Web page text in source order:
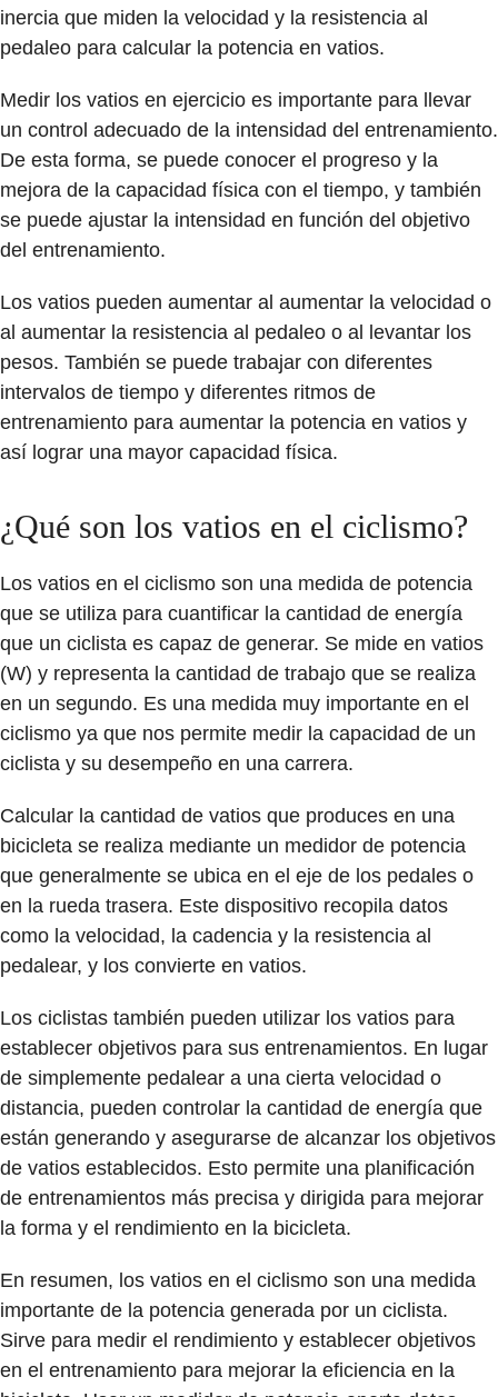
inercia que miden la velocidad y la resistencia al
pedaleo para calcular la potencia en vatios.
Medir los vatios en ejercicio es importante para llevar
un control adecuado de la intensidad del entrenamiento.
De esta forma, se puede conocer el progreso y la
mejora de la capacidad física con el tiempo, y también
se puede ajustar la intensidad en función del objetivo
del entrenamiento.
Los vatios pueden aumentar al aumentar la velocidad o
al aumentar la resistencia al pedaleo o al levantar los
pesos. También se puede trabajar con diferentes
intervalos de tiempo y diferentes ritmos de
entrenamiento para aumentar la potencia en vatios y
así lograr una mayor capacidad física.
¿Qué son los vatios en el ciclismo?
Los vatios en el ciclismo son una medida de potencia
que se utiliza para cuantificar la cantidad de energía
que un ciclista es capaz de generar. Se mide en vatios
(W) y representa la cantidad de trabajo que se realiza
en un segundo. Es una medida muy importante en el
ciclismo ya que nos permite medir la capacidad de un
ciclista y su desempeño en una carrera.
Calcular la cantidad de vatios que produces en una
bicicleta se realiza mediante un medidor de potencia
que generalmente se ubica en el eje de los pedales o
en la rueda trasera. Este dispositivo recopila datos
como la velocidad, la cadencia y la resistencia al
pedalear, y los convierte en vatios.
Los ciclistas también pueden utilizar los vatios para
establecer objetivos para sus entrenamientos. En lugar
de simplemente pedalear a una cierta velocidad o
distancia, pueden controlar la cantidad de energía que
están generando y asegurarse de alcanzar los objetivos
de vatios establecidos. Esto permite una planificación
de entrenamientos más precisa y dirigida para mejorar
la forma y el rendimiento en la bicicleta.
En resumen, los vatios en el ciclismo son una medida
importante de la potencia generada por un ciclista.
Sirve para medir el rendimiento y establecer objetivos
en el entrenamiento para mejorar la eficiencia en la